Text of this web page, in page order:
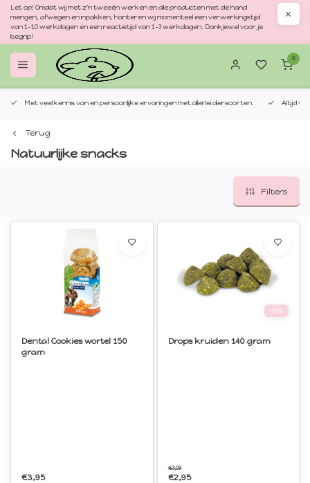
Let op! Omdat wij met z'n tweeën werken en alle producten met de hand
mengen, afwegen en inpakken, hanteren wij momenteel een verwerkingstijd
van 1–10 werkdagen en een reactietijd van 1–3 werkdagen. Dankjewel voor je
begrip!
0
Met veel kennis van en persoonlijke ervaringen met allerlei diersoorten. Altijd
Terug
Natuurlijke snacks
Filters
Dental Cookies wortel 150
gram
€3,95
-5%
Drops kruiden 140 gram
€3,09
€2,95